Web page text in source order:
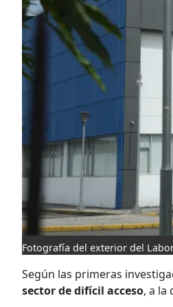
Fotografía del exterior del
Según las primeras
sector de difícil acceso, a la